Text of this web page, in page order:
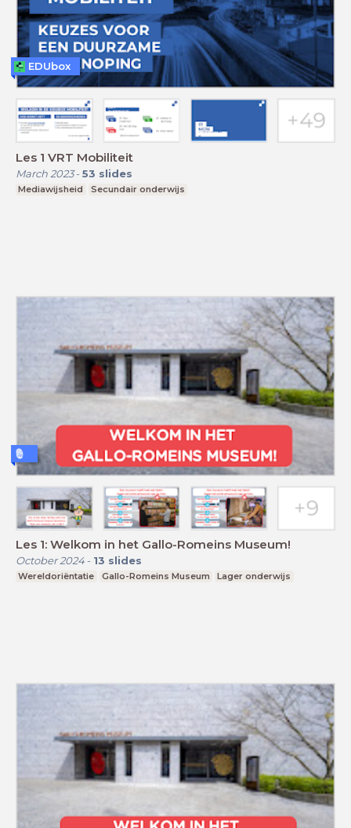
Les 1 VRT Mobiliteit
March 2023- 53 slides
Mediawijsheid Secundair onderwijs
EDUbox
Les 1: Welkom in het Gallo-Romeins Museum!
October 2024- 13 slides
Wereldoriëntatie Gallo-Romeins Museum Lager onderwijs